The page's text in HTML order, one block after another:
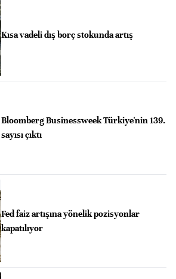
Kısa vadeli dış borç stokunda artış
Bloomberg Businessweek Türkiye'nin 139.
sayısı çıktı
Fed faiz artışına yönelik pozisyonlar
kapatılıyor